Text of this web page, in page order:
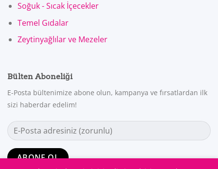
Soğuk - Sıcak İçecekler
Temel Gıdalar
Zeytinyağlılar ve Mezeler
Bülten Aboneliği
E-Posta bültenimize abone olun, kampanya ve fırsatlardan ilk
sizi haberdar edelim!